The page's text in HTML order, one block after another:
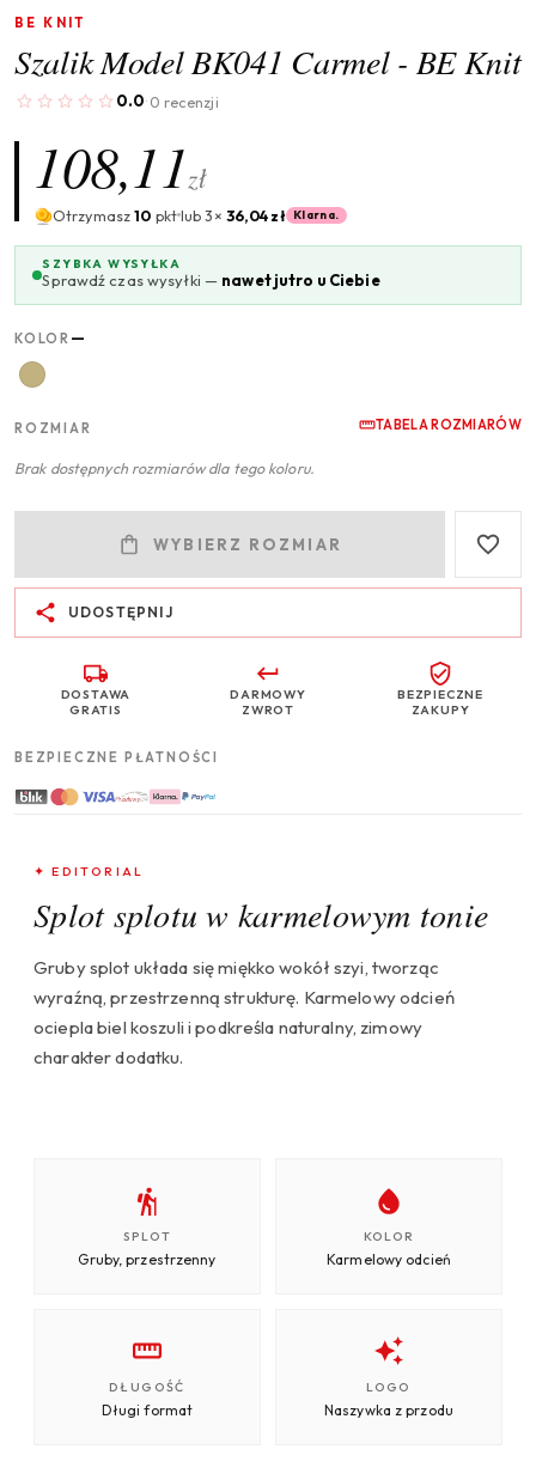
BE KNIT
Szalik Model BK041 Carmel - BE Knit
0.0· 0 recenzji
108,11zł
Otrzymasz10 pktlub 3× 36,04 zł Klarna.
SZYBKA WYSYŁKA
Sprawdź czas wysyłki — nawet jutro u Ciebie
KOLOR —
ROZMIAR TABELA ROZMIARÓW
Brak dostępnych rozmiarów dla tego koloru.
WYBIERZ ROZMIAR
UDOSTĘPNIJ
DOSTAWA
GRATIS
DARMOWY
ZWROT
BEZPIECZNE
ZAKUPY
BEZPIECZNE PŁATNOŚCI
✦ EDITORIAL
Splot splotu w karmelowym tonie
Gruby splot układa się miękko wokół szyi, tworząc
wyraźną, przestrzenną strukturę. Karmelowy odcień
ociepla biel koszuli i podkreśla naturalny, zimowy
charakter dodatku.
SPLOT
Gruby, przestrzenny
KOLOR
Karmelowy odcień
DŁUGOŚĆ
Długi format
LOGO
Naszywka z przodu